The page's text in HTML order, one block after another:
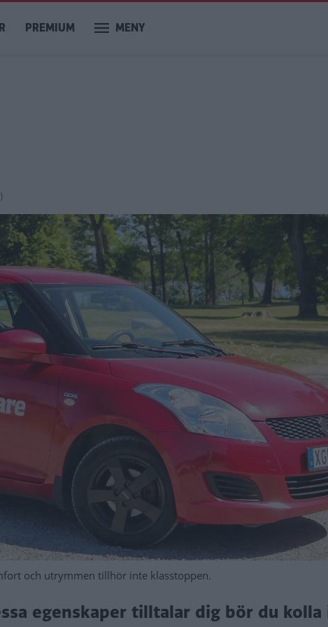
PREMIUM MENY
och utrymmen tillhör inte klasstoppen.
egenskaper tilltalar dig bör du kolla